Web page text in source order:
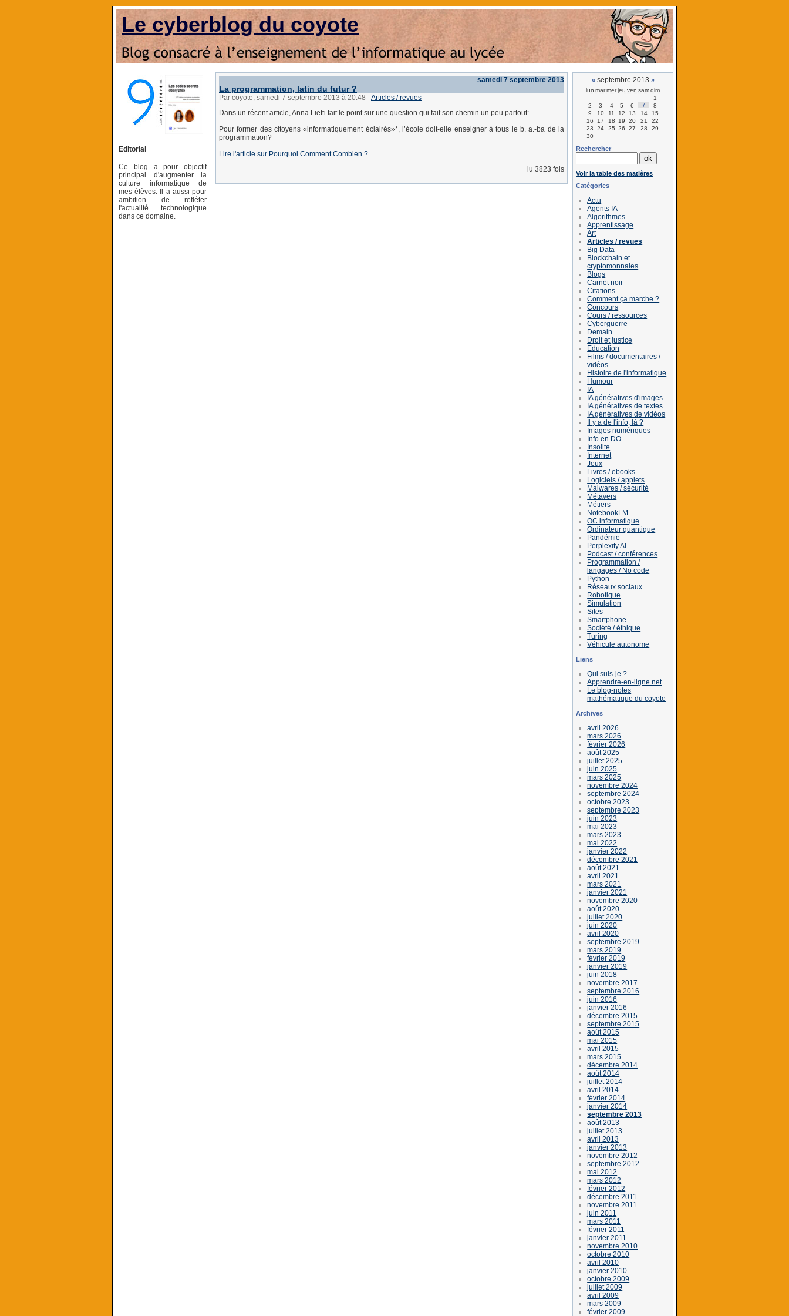
Le cyberblog du coyote
Editorial
Ce blog a pour objectif
principal d'augmenter la
culture informatique de
mes élèves. Il a aussi pour
ambition de refléter
l'actualité technologique
dans ce domaine.
samedi 7 septembre 2013
La programmation, latin du futur ?
Par coyote, samedi 7 septembre 2013 à 20:48 -Articles / revues
Dans un récent article, Anna Lietti fait le point sur une question qui fait son chemin un peu partout:
Pour former des citoyens «informatiquement éclairés»*, l’école doit-elle enseigner à tous le b. a.-ba de la
programmation?
Lire l'article sur Pourquoi Comment Combien ?
lu 3823 fois
«septembre 2013 »
lun marmerjeu ven samdim
1
2
3 4 5 6 7
8
9
10 11 12 13 14
15
16
17 18 19 20 21
22
23
24 25 26 27 28
29
30
Rechercher
Voir la table des matières
Catégories
Actu
Agents IA
Algorithmes
Apprentissage
Art
Articles / revues
Big Data
Blockchain et
cryptomonnaies
Blogs
Carnet noir
Citations
Comment ça marche ?
Concours
Cours / ressources
Cyberguerre
Demain
Droit et justice
Education
Films / documentaires /
vidéos
Histoire de l'informatique
Humour
IA
IA génératives d'images
IA génératives de textes
IA génératives de vidéos
Il y a de l'info, là ?
Images numériques
Info en DO
Insolite
Internet
Jeux
Livres / ebooks
Logiciels / applets
Malwares / sécurité
Métavers
Métiers
NotebookLM
OC informatique
Ordinateur quantique
Pandémie
Perplexity AI
Podcast / conférences
Programmation /
langages / No code
Python
Réseaux sociaux
Robotique
Simulation
Sites
Smartphone
Société / éthique
Turing
Véhicule autonome
Liens
Qui suis-je ?
Apprendre-en-ligne.net
Le blog-notes
mathématique du coyote
Archives
avril 2026
mars 2026
février 2026
août 2025
juillet 2025
juin 2025
mars 2025
novembre 2024
septembre 2024
octobre 2023
septembre 2023
juin 2023
mai 2023
mars 2023
mai 2022
janvier 2022
décembre 2021
août 2021
avril 2021
mars 2021
janvier 2021
novembre 2020
août 2020
juillet 2020
juin 2020
avril 2020
septembre 2019
mars 2019
février 2019
janvier 2019
juin 2018
novembre 2017
septembre 2016
juin 2016
janvier 2016
décembre 2015
septembre 2015
août 2015
mai 2015
avril 2015
mars 2015
décembre 2014
août 2014
juillet 2014
avril 2014
février 2014
janvier 2014
septembre 2013
août 2013
juillet 2013
avril 2013
janvier 2013
novembre 2012
septembre 2012
mai 2012
mars 2012
février 2012
décembre 2011
novembre 2011
juin 2011
mars 2011
février 2011
janvier 2011
novembre 2010
octobre 2010
avril 2010
janvier 2010
octobre 2009
juillet 2009
avril 2009
mars 2009
février 2009